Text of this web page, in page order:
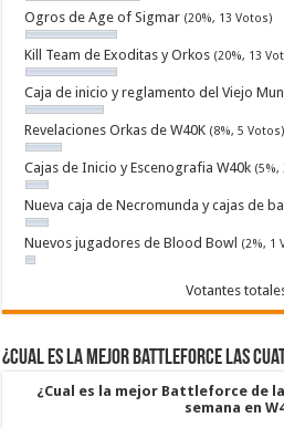
Ogros de Age of Sigmar (20%, 13 Votos)
Kill Team de Exoditas y Orkos (20%, 13
Caja de inicio y reglamento del Viejo
Revelaciones Orkas de W40K (8%, 5 Votos)
Cajas de Inicio y Escenografia W40k (5%,
Nueva caja de Necromunda y cajas de
Nuevos jugadores de Blood Bowl (2%, 1
Votantes
¿Cual es la mejor Battleforce las
¿Cual es la mejor Battleforce de
semana en